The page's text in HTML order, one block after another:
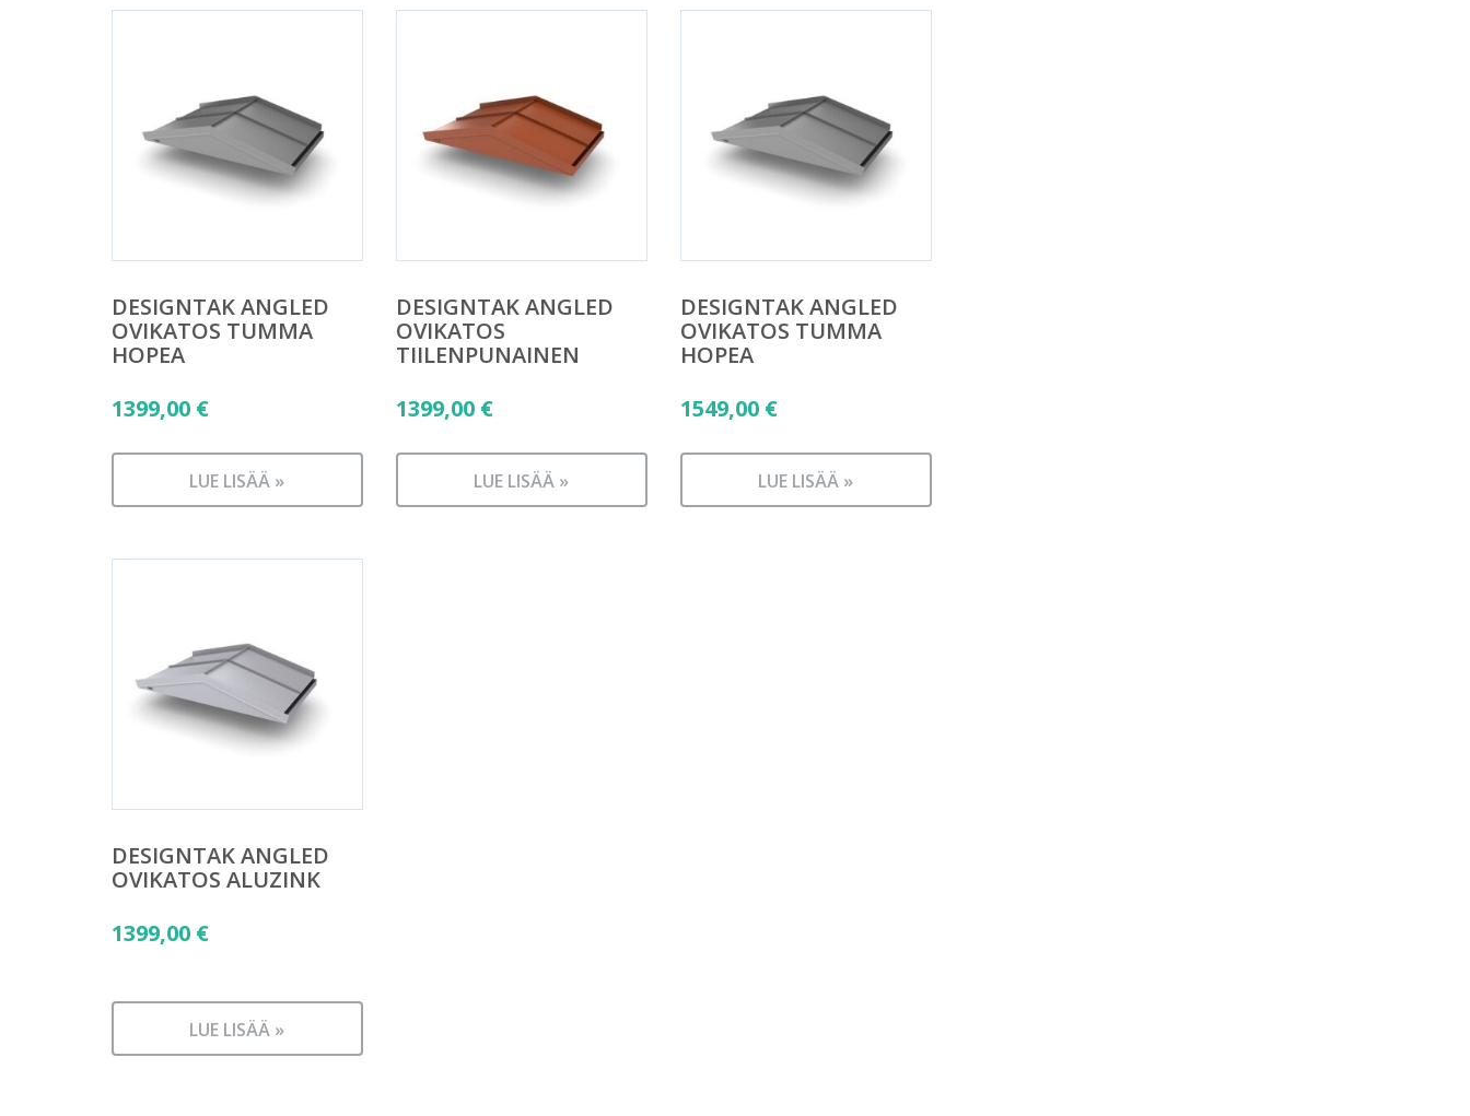
DESIGNTAK ANGLED
OVIKATOS TUMMA
HOPEA
1399,00 €
LUE LISÄÄ »
DESIGNTAK ANGLED
OVIKATOS
TIILENPUNAINEN
1399,00 €
LUE LISÄÄ »
DESIGNTAK ANGLED
OVIKATOS TUMMA
HOPEA
1549,00 €
LUE LISÄÄ »
DESIGNTAK ANGLED
OVIKATOS ALUZINK
1399,00 €
LUE LISÄÄ »